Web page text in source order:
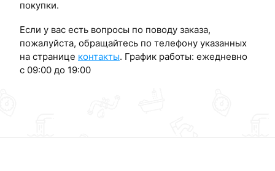
покупки.
Если у вас есть вопросы по поводу заказа,
пожалуйста, обращайтесь по телефону указанных
на странице контакты. График работы: ежедневно
с 09:00 до 19:00